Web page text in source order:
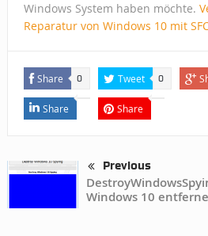
Windows System haben möchte.
Reparatur von Windows 10 mit
Share 0 Tweet 0
Share Share
Previous
Windows 10